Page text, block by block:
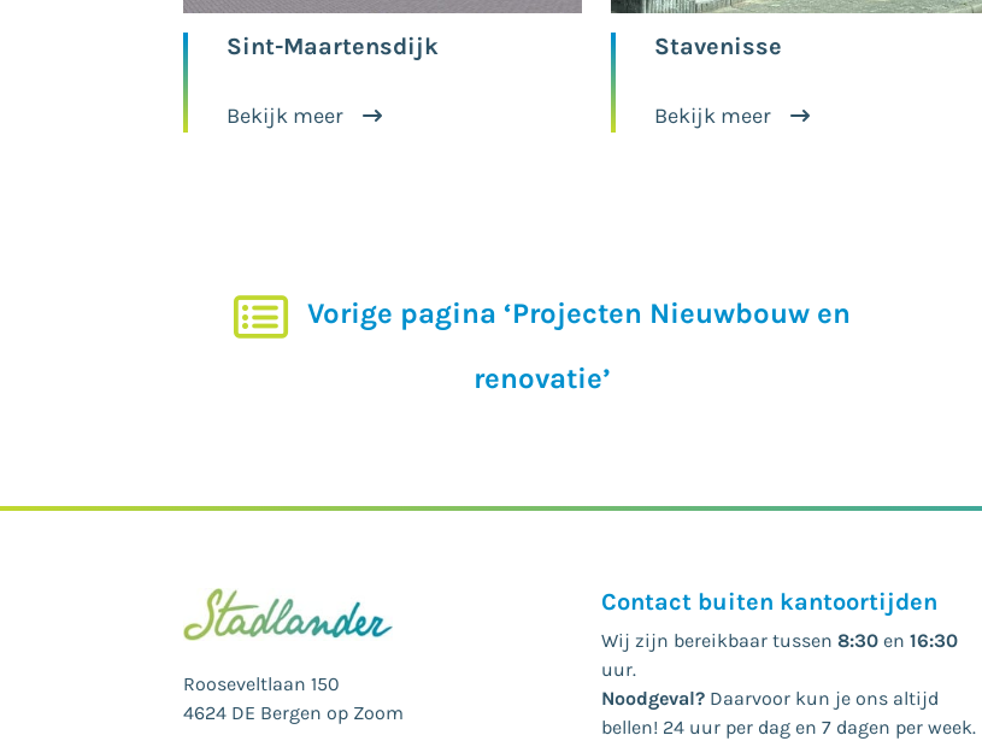
Sint-Maartensdijk
Bekijk meer
Stavenisse
Bekijk meer
Vorige pagina ‘Projecten Nieuwbouw en
renovatie’
Rooseveltlaan 150
4624 DE Bergen op Zoom
Contact buiten kantoortijden
Wij zijn bereikbaar tussen 8:30en 16:30
uur.
Noodgeval?Daarvoor kun je ons altijd
bellen! 24 uur per dag en 7 dagen per week.